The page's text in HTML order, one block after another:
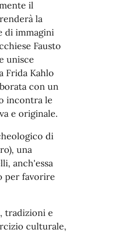
il
la
di immagini
Fausto
unisce
Frida Kahlo
con un
incontra le
e originale.
di
una
anch'essa
per favorire
tradizioni e
culturale,